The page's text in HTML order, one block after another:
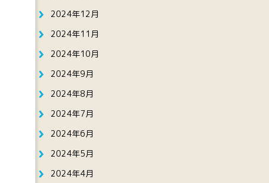
2024年12月
2024年11月
2024年10月
2024年9月
2024年8月
2024年7月
2024年6月
2024年5月
2024年4月